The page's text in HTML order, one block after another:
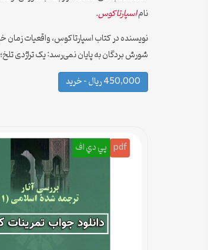
ناماسپارتاکوس.
نویسنده در کتاب اسپارتاکوس، واقعیات زمان
شورش بردگان به پایان نمی‌رسد: یک تراژدی تلخ؛
450,000 ریال – خرید
pdf پي دي اف